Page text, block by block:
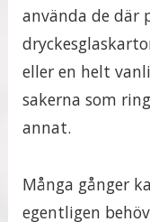
använda de där
eller en helt
sakerna som
annat.
Många gånger
egentligen